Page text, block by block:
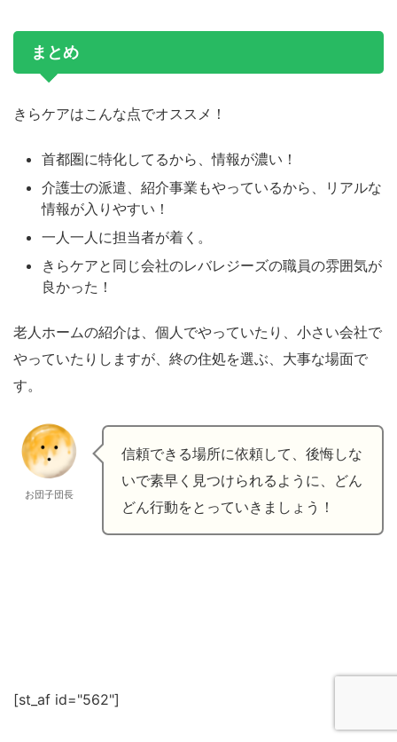
まとめ
きらケアはこんな点でオススメ！
首都圏に特化してるから、情報が濃い！
介護士の派遣、紹介事業もやっているから、リアルな
情報が入りやすい！
一人一人に担当者が着く。
きらケアと同じ会社のレバレジーズの職員の雰囲気が
良かった！
老人ホームの紹介は、個人でやっていたり、小さい会社で
やっていたりしますが、終の住処を選ぶ、大事な場面で
す。
お団子団長
信頼できる場所に依頼して、後悔しな
いで素早く見つけられるように、どん
どん行動をとっていきましょう！
[st_af id="562"]